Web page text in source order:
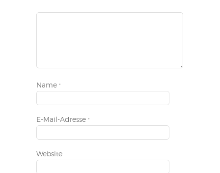
Name *
E-Mail-Adresse *
Website